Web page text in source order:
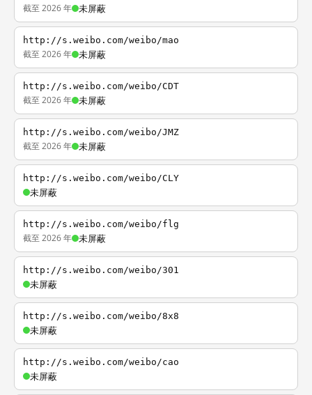
截至 2026 年 未屏蔽
http://s.weibo.com/weibo/mao
截至 2026 年 未屏蔽
http://s.weibo.com/weibo/CDT
截至 2026 年 未屏蔽
http://s.weibo.com/weibo/JMZ
截至 2026 年 未屏蔽
http://s.weibo.com/weibo/CLY
未屏蔽
http://s.weibo.com/weibo/flg
截至 2026 年 未屏蔽
http://s.weibo.com/weibo/301
未屏蔽
http://s.weibo.com/weibo/8x8
未屏蔽
http://s.weibo.com/weibo/cao
未屏蔽